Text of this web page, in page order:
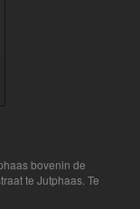
bovenin de
te Jutphaas. Te